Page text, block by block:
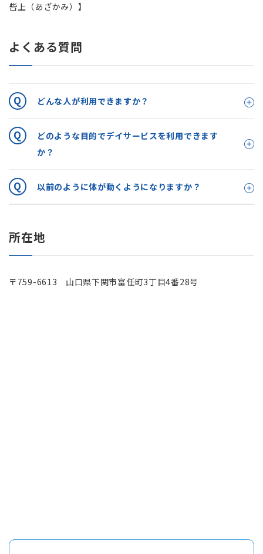
呰上（あざかみ）】
よくある質問
どんな人が利用できますか？
どのような目的でデイサービスを利用できます
か？
以前のように体が動くようになりますか？
所在地
〒759-6613 山口県下関市富任町3丁目4番28号